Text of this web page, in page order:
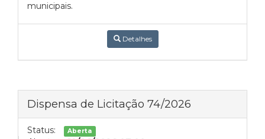
municipais.
Detalhes
Dispensa de Licitação 74/2026
Status: Aberta